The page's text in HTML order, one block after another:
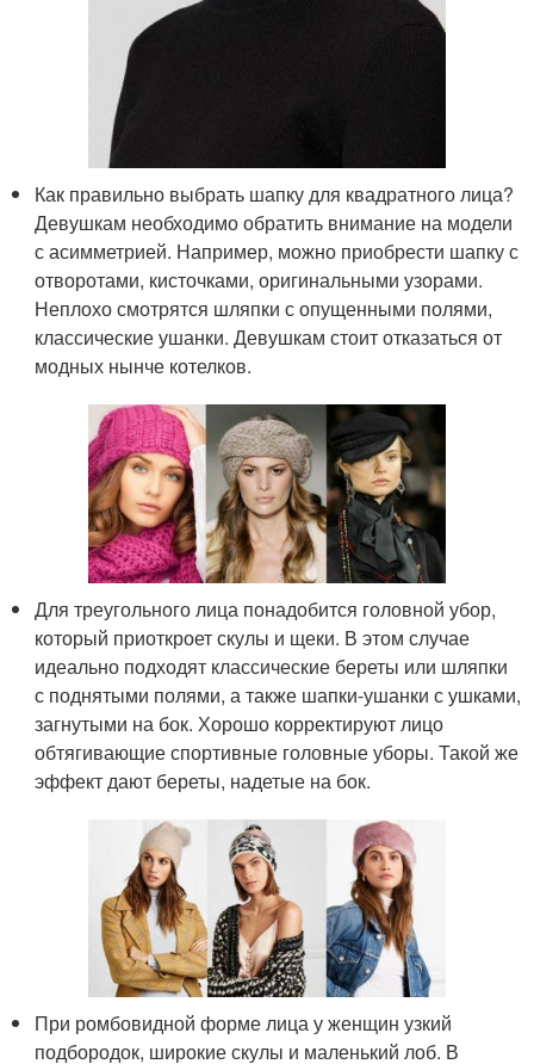
Как правильно выбрать шапку для квадратного лица?
Девушкам необходимо обратить внимание на модели
с асимметрией. Например, можно приобрести шапку с
отворотами, кисточками, оригинальными узорами.
Неплохо смотрятся шляпки с опущенными полями,
классические ушанки. Девушкам стоит отказаться от
модных нынче котелков.
Для треугольного лица понадобится головной убор,
который приоткроет скулы и щеки. В этом случае
идеально подходят классические береты или шляпки
с поднятыми полями, а также шапки-ушанки с ушками,
загнутыми на бок. Хорошо корректируют лицо
обтягивающие спортивные головные уборы. Такой же
эффект дают береты, надетые на бок.
При ромбовидной форме лица у женщин узкий
подбородок, широкие скулы и маленький лоб. В